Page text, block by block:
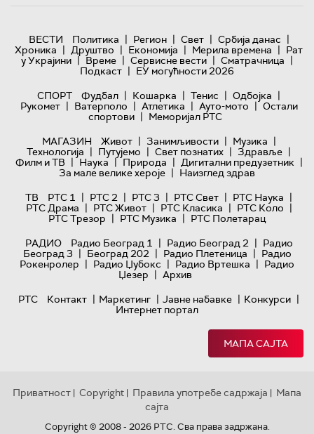
ВЕСТИ Политика | Регион | Свет | Србија данас |
Хроника | Друштво | Економија | Мерила времена | Рат
у Украјини | Време | Сервисне вести | Сматрачница |
Подкаст | ЕУ могућности 2026
СПОРТ
Фудбал | Кошарка | Тенис | Одбојка |
Рукомет | Ватерполо | Атлетика | Ауто-мото | Остали
спортови | Меморијал РТС
МАГАЗИН
Живот | Занимљивости | Музика |
Технологијa | Путујемо | Свет познатих | Здравље |
Филм и ТВ | Наука | Природа | Дигитални предузетник |
За мале велике хероје | Наизглед здрав
ТВ
РТС 1 | РТС 2 | РТС 3 | РТС Свет | РТС Наука |
РТС Драма | РТС Живот | РТС Класика | РТС Коло |
РТС Трезор | РТС Музика | РТС Полетарац
РАДИО
Радио Београд 1 | Радио Београд 2 | Радио
Београд 3 | Београд 202 | Радио Плетеница | Радио
Рокенролер | Радио Џубокс | Радио Вртешка | Радио
Џезер | Архив
РТС
Контакт | Маркетинг | Јавне набавке | Конкурси |
Интернет портал
МАПА САЈТА
Приватност | Copyright | Правила употребе садржаја | Мапа
сајта
Copyright © 2008 - 2026 РТС. Сва права задржана.